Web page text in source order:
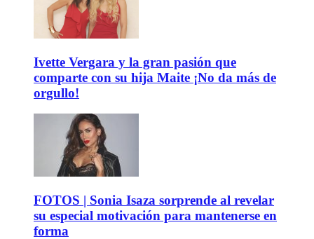
Ivette Vergara y la gran pasión que
comparte con su hija Maite ¡No da más de
orgullo!
FOTOS | Sonia Isaza sorprende al revelar
su especial motivación para mantenerse en
forma